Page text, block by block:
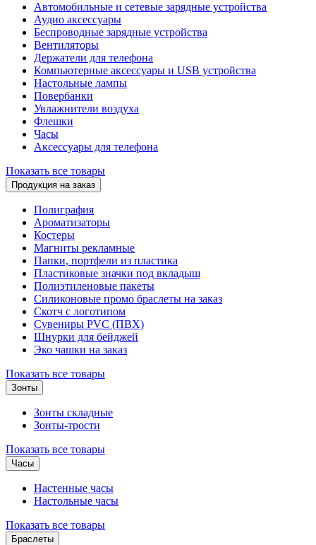
Автомобильные и сетевые зарядные устройства
Аудио аксессуары
Беспроводные зарядные устройства
Вентиляторы
Держатели для телефона
Компьютерные аксессуары и USB устройства
Настольные лампы
Повербанки
Увлажнители воздуха
Флешки
Часы
Аксессуары для телефона
Показать все товары
Продукция на заказ
Полиграфия
Ароматизаторы
Костеры
Магниты рекламные
Папки, портфели из пластика
Пластиковые значки под вкладыш
Полиэтиленовые пакеты
Силиконовые промо браслеты на заказ
Скотч с логотипом
Сувениры PVC (ПВХ)
Шнурки для бейджей
Эко чашки на заказ
Показать все товары
Зонты
Зонты складные
Зонты-трости
Показать все товары
Часы
Настенные часы
Настольные часы
Показать все товары
Браслеты